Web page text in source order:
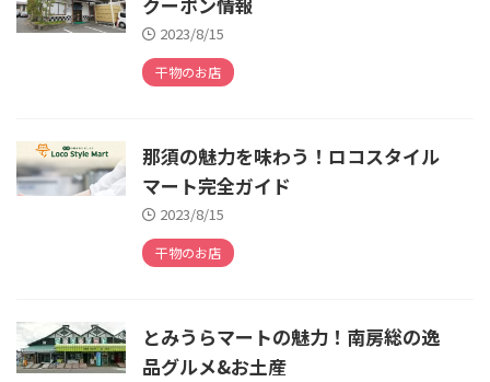
2023/8/15
干物のお店
那須の魅力を味わう！ロコスタイル
マート完全ガイド
2023/8/15
干物のお店
とみうらマートの魅力！南房総の逸
品グルメ&お土産